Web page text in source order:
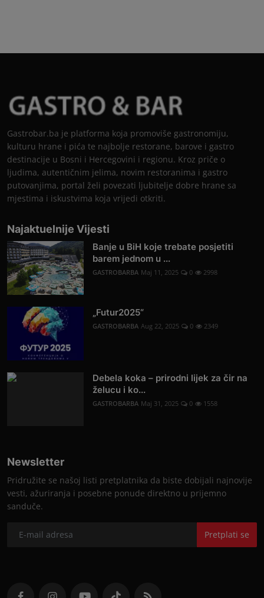
Gastrobar.ba je platforma koja promoviše gastronomiju,
kulturu hrane i pića te najbolje restorane, barove i gastro
destinacije u Bosni i Hercegovini i regionu. Kroz priče o
ljudima, autentičnim jelima, novim restoranima i gastro
putovanjima, portal želi povezati ljubitelje dobre hrane sa
mjestima i iskustvima koja vrijedi otkriti.
Najaktuelnije Vijesti
Banje u BiH koje trebate posjetiti
barem jednom u ...
GASTROBARBA Maj 11, 2025 0 2998
„Futur2025“
GASTROBARBA Aug 22, 2025 0 2349
Debela koka – prirodni lijek za čir na
želucu i ko...
GASTROBARBA Maj 31, 2025 0 1558
Newsletter
Pridružite se našoj listi pretplatnika da biste dobijali najnovije
vesti, ažuriranja i posebne ponude direktno u prijemno
sanduče.
Pretplati se